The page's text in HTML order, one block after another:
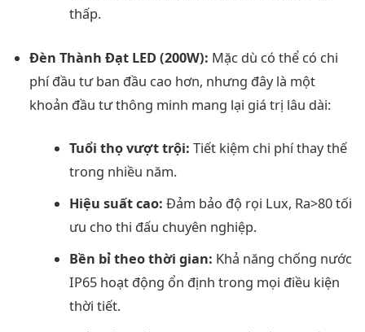
thấp.
Đèn Thành Đạt LED (200W): Mặc dù có thể có chi
phí đầu tư ban đầu cao hơn, nhưng đây là một
khoản đầu tư thông minh mang lại giá trị lâu dài:
Tuổi thọ vượt trội: Tiết kiệm chi phí thay thế
trong nhiều năm.
Hiệu suất cao: Đảm bảo độ rọi Lux, Ra>80 tối
ưu cho thi đấu chuyên nghiệp.
Bền bỉ theo thời gian: Khả năng chống nước
IP65 hoạt động ổn định trong mọi điều kiện
thời tiết.